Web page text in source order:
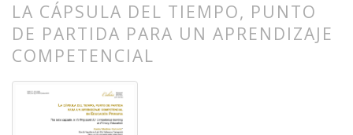
LA CÁPSULA DEL TIEMPO, PUNTO
DE PARTIDA PARA UN APRENDIZAJE
COMPETENCIAL